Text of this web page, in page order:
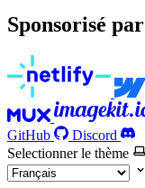
Sponsorisé par
GitHub
Discord
Selectionner le thème